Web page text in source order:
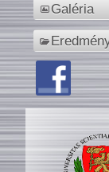
Galéria